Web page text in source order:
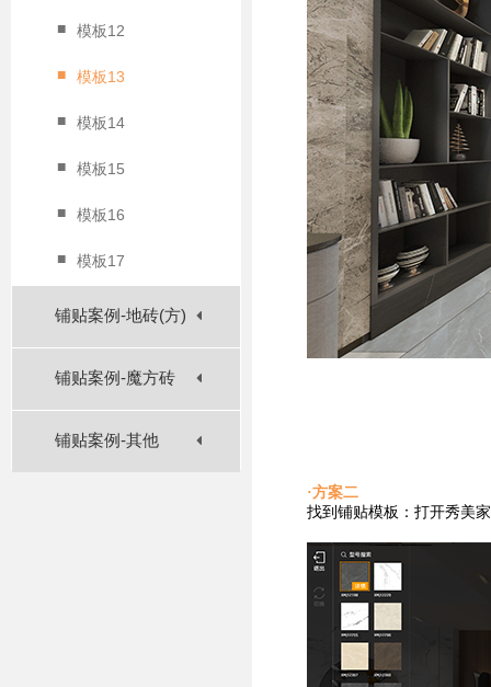
■ 模板12
■ 模板13
■ 模板14
■ 模板15
■ 模板16
■ 模板17
铺贴案例-地砖(方)
铺贴案例-魔方砖
铺贴案例-其他
·方案二
找到铺贴模板：打开秀美